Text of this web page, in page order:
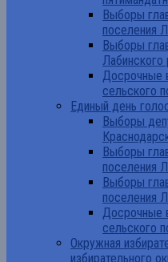
Выборы
поселения
Выборы
Лабинского
Досрочные
сельского
Единый день
Выборы
Выборы
поселения
Выборы
поселения
Досрочные
сельского
Окружная
избирательного